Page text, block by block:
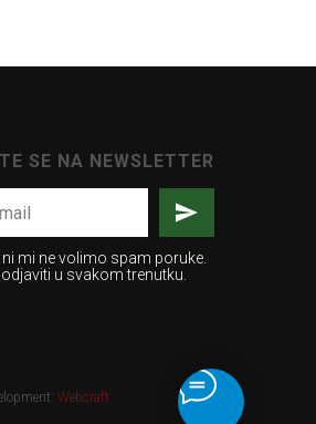
SE NA NEWSLETTER
ni mi ne volimo spam poruke.
u svakom trenutku.
Webcraft